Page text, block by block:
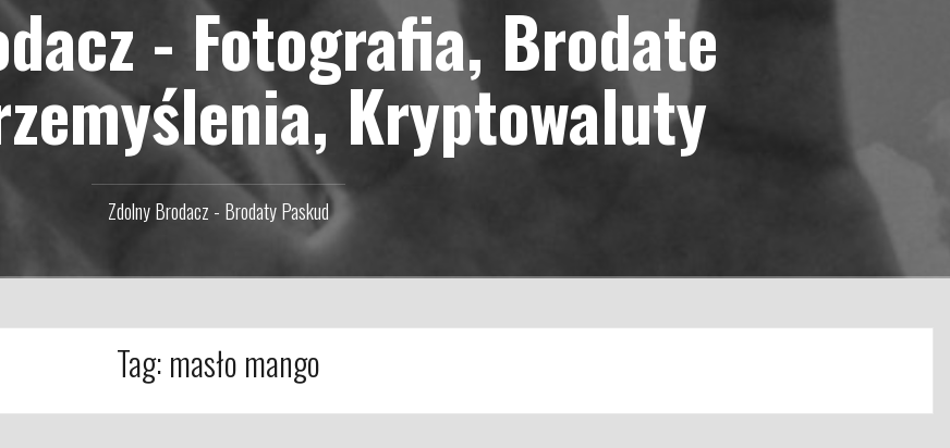
- Fotografia, Brodate
Kryptowaluty
Zdolny Brodacz - Brodaty Paskud
Tag: masło mango